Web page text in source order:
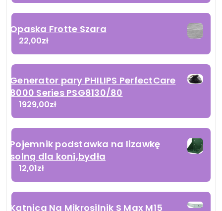
Opaska Frotte Szara
22,00zł
Generator pary PHILIPS PerfectCare
8000 Series PSG8130/80
1929,00zł
Pojemnik podstawka na lizawkę
solną dla koni,bydła
12,01zł
Kątnica Na Mikrosilnik S Max M15